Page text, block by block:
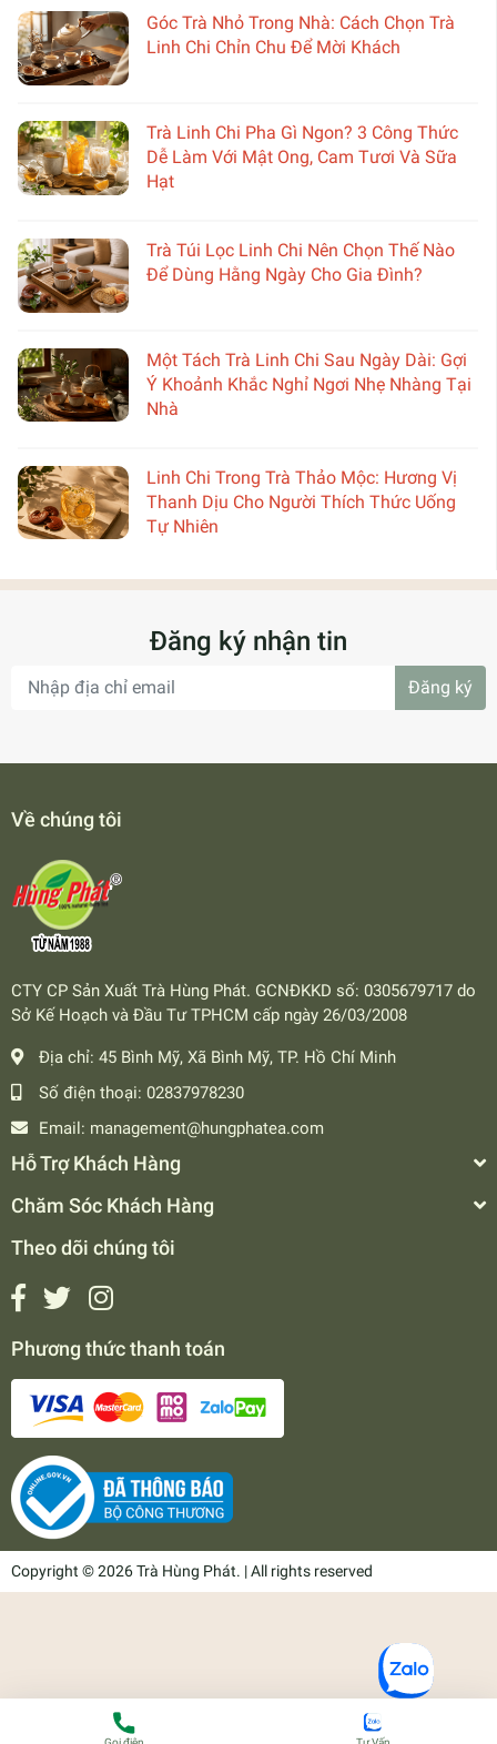
Góc Trà Nhỏ Trong Nhà: Cách Chọn Trà
Linh Chi Chỉn Chu Để Mời Khách
Trà Linh Chi Pha Gì Ngon? 3 Công Thức
Dễ Làm Với Mật Ong, Cam Tươi Và Sữa
Hạt
Trà Túi Lọc Linh Chi Nên Chọn Thế Nào
Để Dùng Hằng Ngày Cho Gia Đình?
Một Tách Trà Linh Chi Sau Ngày Dài: Gợi
Ý Khoảnh Khắc Nghỉ Ngơi Nhẹ Nhàng Tại
Nhà
Linh Chi Trong Trà Thảo Mộc: Hương Vị
Thanh Dịu Cho Người Thích Thức Uống
Tự Nhiên
Đăng ký nhận tin
Đăng ký
Về chúng tôi
CTY CP Sản Xuất Trà Hùng Phát. GCNĐKKD số: 0305679717 do
Sở Kế Hoạch và Đầu Tư TPHCM cấp ngày 26/03/2008
Địa chỉ: 45 Bình Mỹ, Xã Bình Mỹ, TP. Hồ Chí Minh
Số điện thoại: 02837978230
Email: management@hungphatea.com
Hỗ Trợ Khách Hàng
Chăm Sóc Khách Hàng
Theo dõi chúng tôi
Phương thức thanh toán
Copyright © 2026 Trà Hùng Phát. | All rights reserved